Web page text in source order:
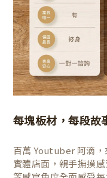
每塊板材，每段故
百萬 Youtuber 阿滴
實體店面，親手撫摸